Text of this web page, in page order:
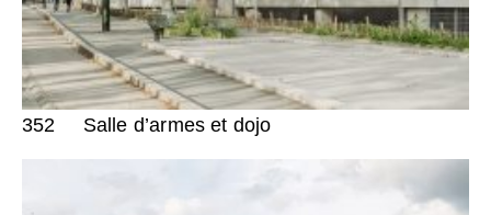
352 Salle d’armes et dojo